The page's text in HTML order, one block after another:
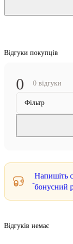
Відгуки покупців
0 0 відгуки
Фільтр
Напишіть
бонусний
Відгуків немає